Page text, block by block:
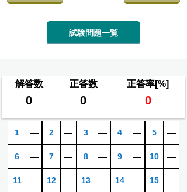
試験問題一覧
解答数 正答数 正答率[%]
0 0 0
1 ―
6 ―
11 ―
2 ―
7 ―
12 ―
3 ―
8 ―
13 ―
4 ―
9 ―
14 ―
5 ―
10 ―
15 ―